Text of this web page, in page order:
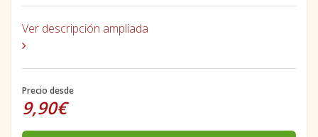
Ver descripción ampliada
Precio desde
9,90€